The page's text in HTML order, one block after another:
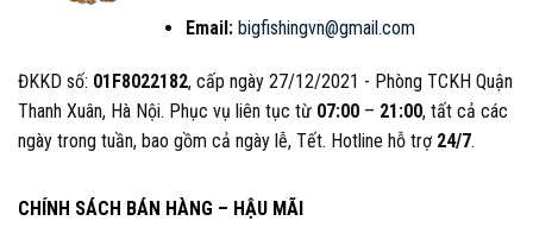
Email: bigfishingvn@gmail.com
ĐKKD số: 01F8022182, cấp ngày 27/12/2021 - Phòng TCKH Quận
Thanh Xuân, Hà Nội. Phục vụ liên tục từ 07:00 – 21:00, tất cả các
ngày trong tuần, bao gồm cả ngày lễ, Tết. Hotline hỗ trợ 24/7.
CHÍNH SÁCH BÁN HÀNG – HẬU MÃI